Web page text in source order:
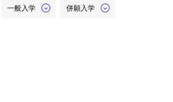
一般入学 併願入学